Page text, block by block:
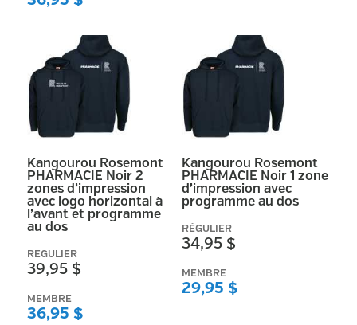
Kangourou Rosemont
PHARMACIE Noir 2
zones d’impression
avec logo horizontal à
l’avant et programme
au dos
RÉGULIER
39,95 $
MEMBRE
36,95 $
Kangourou Rosemont
PHARMACIE Noir 1 zone
d’impression avec
programme au dos
RÉGULIER
34,95 $
MEMBRE
29,95 $